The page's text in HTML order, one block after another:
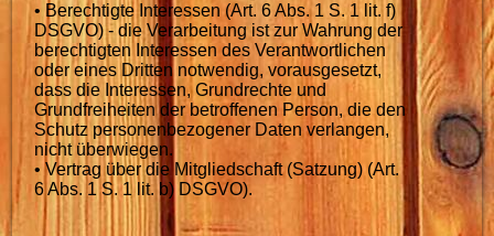
• Berechtigte Interessen (Art. 6 Abs. 1 S. 1 lit. f)
DSGVO) - die Verarbeitung ist zur Wahrung der
berechtigten Interessen des Verantwortlichen
oder eines Dritten notwendig, vorausgesetzt,
dass die Interessen, Grundrechte und
Grundfreiheiten der betroffenen Person, die den
Schutz personenbezogener Daten verlangen,
nicht überwiegen.
• Vertrag über die Mitgliedschaft (Satzung) (Art.
6 Abs. 1 S. 1 lit. b) DSGVO).